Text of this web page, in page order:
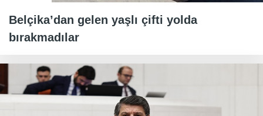
Belçika’dan gelen yaşlı çifti yolda
bırakmadılar